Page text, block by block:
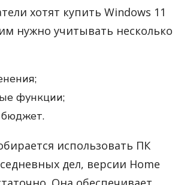
хотят купить Windows 11
нужно учитывать несколько
функции;
использовать ПК
дел, версии Home